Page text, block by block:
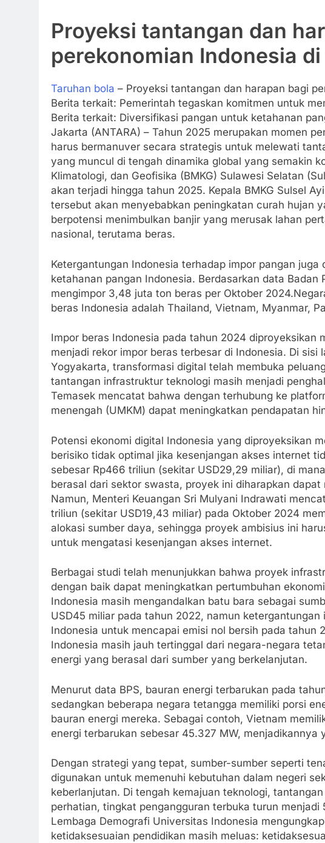
Proyeksi tantangan dan
perekonomian Indonesia
Taruhan bola – Proyeksi tantangan dan harapan bagi
Berita terkait: Pemerintah tegaskan komitmen untuk
Berita terkait: Diversifikasi pangan untuk ketahanan
Jakarta (ANTARA) – Tahun 2025 merupakan momen
harus bermanuver secara strategis untuk melewati
yang muncul di tengah dinamika global yang semakin
Klimatologi, dan Geofisika (BMKG) Sulawesi Selatan
akan terjadi hingga tahun 2025. Kepala BMKG Sulsel
tersebut akan menyebabkan peningkatan curah hujan
berpotensi menimbulkan banjir yang merusak lahan
nasional, terutama beras.
Ketergantungan Indonesia terhadap impor pangan
ketahanan pangan Indonesia. Berdasarkan data
mengimpor 3,48 juta ton beras per Oktober
beras Indonesia adalah Thailand, Vietnam, Myanmar,
Impor beras Indonesia pada tahun 2024 diproyeksikan
menjadi rekor impor beras terbesar di Indonesia. Di sisi
Yogyakarta, transformasi digital telah membuka
tantangan infrastruktur teknologi masih menjadi
Temasek mencatat bahwa dengan terhubung ke
menengah (UMKM) dapat meningkatkan pendapatan
Potensi ekonomi digital Indonesia yang diproyeksikan
berisiko tidak optimal jika kesenjangan akses internet
sebesar Rp466 triliun (sekitar USD29,29 miliar), di
berasal dari sektor swasta, proyek ini diharapkan
Namun, Menteri Keuangan Sri Mulyani Indrawati
triliun (sekitar USD19,43 miliar) pada Oktober 2024
alokasi sumber daya, sehingga proyek ambisius ini
untuk mengatasi kesenjangan akses internet.
Berbagai studi telah menunjukkan bahwa proyek
dengan baik dapat meningkatkan pertumbuhan
Indonesia masih mengandalkan batu bara sebagai
USD45 miliar pada tahun 2022, namun
Indonesia untuk mencapai emisi nol bersih pada tahun
Indonesia masih jauh tertinggal dari negara-negara
energi yang berasal dari sumber yang berkelanjutan.
Menurut data BPS, bauran energi terbarukan pada
sedangkan beberapa negara tetangga memiliki porsi
bauran energi mereka. Sebagai contoh, Vietnam
energi terbarukan sebesar 45.327 MW, menjadikannya
Dengan strategi yang tepat, sumber-sumber seperti
digunakan untuk memenuhi kebutuhan dalam negeri
keberlanjutan. Di tengah kemajuan teknologi,
perhatian, tingkat pengangguran terbuka turun
Lembaga Demografi Universitas Indonesia
ketidaksesuaian pendidikan masih meluas: